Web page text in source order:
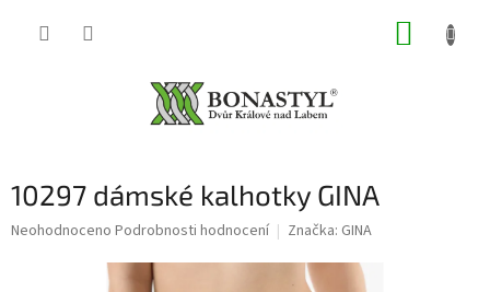
10297 dámské kalhotky GINA
Průměrné
Neohodnoceno Podrobnosti hodnocení Značka: GINA